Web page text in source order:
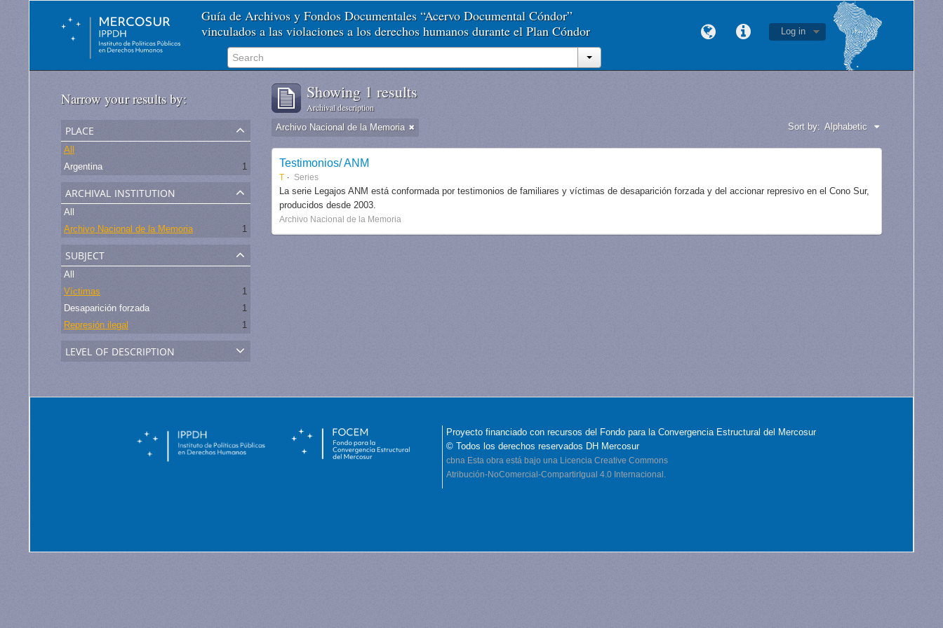
Guía de Archivos y Fondos Documentales “Acervo Documental Cóndor”
vinculados a las violaciones a los derechos humanos durante el Plan Cóndor
Log in
Narrow your results by:
place
All
Argentina
1
archival institution
All
Archivo Nacional de la Memoria
1
subject
All
Víctimas
1
Desaparición forzada
1
Represión ilegal
1
level of description
Showing 1 results
Archival description
Archivo Nacional de la Memoria Sort by: Alphabetic
Testimonios/ ANM
T Series
La serie Legajos ANM está conformada por testimonios de familiares y víctimas de desaparición forzada y del accionar represivo en el Cono Sur,
producidos desde 2003.
Archivo Nacional de la Memoria
Proyecto financiado con recursos del Fondo para la Convergencia Estructural del Mercosur
© Todos los derechos reservados DH Mercosur
cbna Esta obra está bajo una Licencia Creative Commons
Atribución-NoComercial-CompartirIgual 4.0 Internacional.